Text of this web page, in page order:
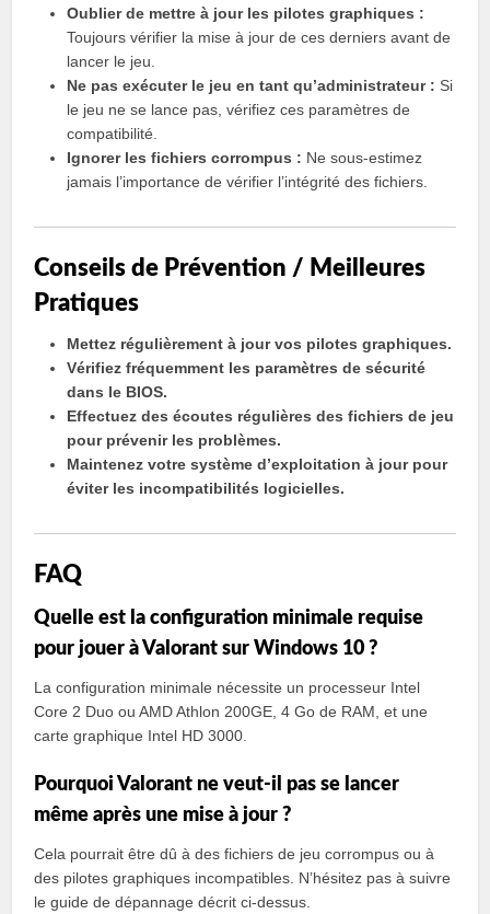
Oublier de mettre à jour les pilotes graphiques :
Toujours vérifier la mise à jour de ces derniers avant de
lancer le jeu.
Ne pas exécuter le jeu en tant qu’administrateur : Si
le jeu ne se lance pas, vérifiez ces paramètres de
compatibilité.
Ignorer les fichiers corrompus : Ne sous-estimez
jamais l’importance de vérifier l’intégrité des fichiers.
Conseils de Prévention / Meilleures
Pratiques
Mettez régulièrement à jour vos pilotes graphiques.
Vérifiez fréquemment les paramètres de sécurité
dans le BIOS.
Effectuez des écoutes régulières des fichiers de jeu
pour prévenir les problèmes.
Maintenez votre système d’exploitation à jour pour
éviter les incompatibilités logicielles.
FAQ
Quelle est la configuration minimale requise
pour jouer à Valorant sur Windows 10 ?
La configuration minimale nécessite un processeur Intel
Core 2 Duo ou AMD Athlon 200GE, 4 Go de RAM, et une
carte graphique Intel HD 3000.
Pourquoi Valorant ne veut-il pas se lancer
même après une mise à jour ?
Cela pourrait être dû à des fichiers de jeu corrompus ou à
des pilotes graphiques incompatibles. N’hésitez pas à suivre
le guide de dépannage décrit ci-dessus.